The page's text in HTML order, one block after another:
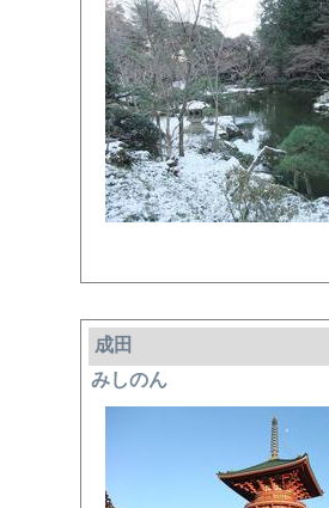
成田
みしのん